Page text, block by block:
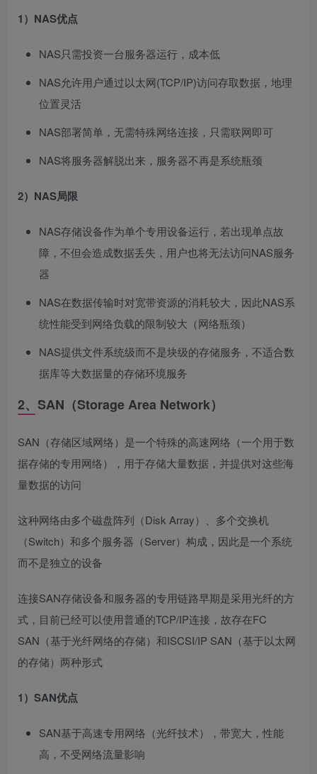
1）NAS优点
NAS只需投资一台服务器运行，成本低
NAS允许用户通过以太网(TCP/IP)访问存取数据，地理
位置灵活
NAS部署简单，无需特殊网络连接，只需联网即可
NAS将服务器解脱出来，服务器不再是系统瓶颈
2）NAS局限
NAS存储设备作为单个专用设备运行，若出现单点故
障，不但会造成数据丢失，用户也将无法访问NAS服务
器
NAS在数据传输时对宽带资源的消耗较大，因此NAS系
统性能受到网络负载的限制较大（网络瓶颈）
NAS提供文件系统级而不是块级的存储服务，不适合数
据库等大数据量的存储环境服务
2、SAN（Storage Area Network）
SAN（存储区域网络）是一个特殊的高速网络（一个用于数
据存储的专用网络），用于存储大量数据，并提供对这些海
量数据的访问
这种网络由多个磁盘阵列（Disk Array）、多个交换机
（Switch）和多个服务器（Server）构成，因此是一个系统
而不是独立的设备
连接SAN存储设备和服务器的专用链路早期是采用光纤的方
式，目前已经可以使用普通的TCP/IP连接，故存在FC
SAN（基于光纤网络的存储）和ISCSI/IP SAN（基于以太网
的存储）两种形式
1）SAN优点
SAN基于高速专用网络（光纤技术），带宽大，性能
高，不受网络流量影响